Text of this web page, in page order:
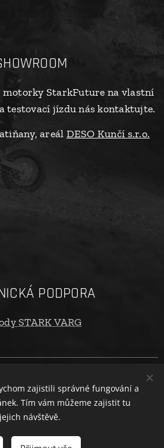
motorky StarkFuture na vlastní
testovací jízdu nás kontaktujte.
areál DESO Kunčí s.r.o.
PODPORA
STARK VARG
| Ochrana osobních údajů
Cookies
zajistili správné fungování a
Tím vám můžeme zajistit tu
návštěvě.